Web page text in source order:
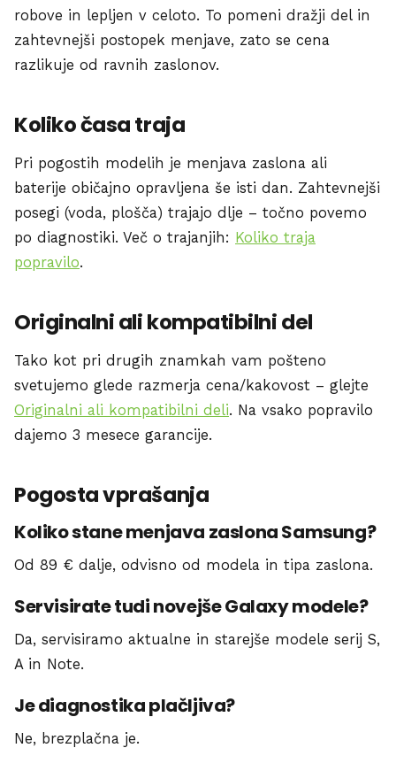
robove in lepljen v celoto. To pomeni dražji del in
zahtevnejši postopek menjave, zato se cena
razlikuje od ravnih zaslonov.
Koliko časa traja
Pri pogostih modelih je menjava zaslona ali
baterije običajno opravljena še isti dan. Zahtevnejši
posegi (voda, plošča) trajajo dlje – točno povemo
po diagnostiki. Več o trajanjih: Koliko traja
popravilo.
Originalni ali kompatibilni del
Tako kot pri drugih znamkah vam pošteno
svetujemo glede razmerja cena/kakovost – glejte
Originalni ali kompatibilni deli. Na vsako popravilo
dajemo 3 mesece garancije.
Pogosta vprašanja
Koliko stane menjava zaslona Samsung?
Od 89 € dalje, odvisno od modela in tipa zaslona.
Servisirate tudi novejše Galaxy modele?
Da, servisiramo aktualne in starejše modele serij S,
A in Note.
Je diagnostika plačljiva?
Ne, brezplačna je.